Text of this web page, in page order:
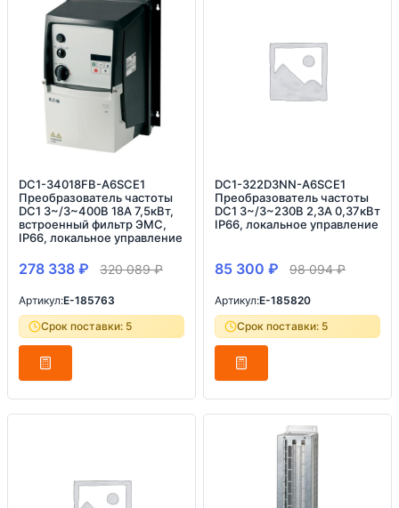
DC1-34018FB-A6SCE1
Преобразователь частоты
DC1 3~/3~400В 18A 7,5кВт,
встроенный фильтр ЭМС,
IP66, локальное управление
278 338 ₽ 320 089₽
Артикул:E-185763
Срок поставки: 5
DC1-322D3NN-A6SCE1
Преобразователь частоты
DC1 3~/3~230В 2,3A 0,37кВт
IP66, локальное управление
85 300 ₽ 98 094₽
Артикул:E-185820
Срок поставки: 5